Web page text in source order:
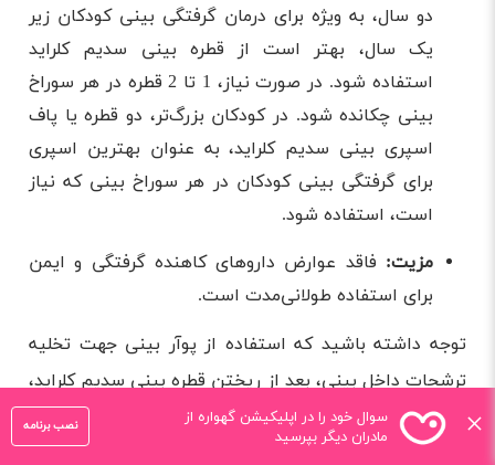
دو سال، به ویژه برای درمان گرفتگی بینی کودکان زیر
یک سال، بهتر است از قطره بینی سدیم ‌کلراید
استفاده شود. در صورت نیاز، 1 تا 2 قطره در هر سوراخ
بینی چکانده شود. در کودکان بزرگ‌تر، دو قطره یا پاف
اسپری بینی سدیم ‌کلراید، به عنوان بهترین اسپری
برای گرفتگی بینی کودکان در هر سوراخ بینی که نیاز
است، استفاده شود.
مزیت: فاقد عوارض داروهای کاهنده گرفتگی و ایمن
برای استفاده طولانی‌مدت است.
توجه داشته باشید که استفاده از پوآر بینی جهت تخلیه
ترشحات داخل بینی، بعد از ریختن قطره بینی سدیم کلراید،
به کاهش علاپم سرماخوردگی و درمان گرفتگی بینی در
کودکان بسیار کمک می‌کند.
نصب برنامه ×
سوال خود را در اپلیکیشن گهواره از
مادران دیگر بپرسید